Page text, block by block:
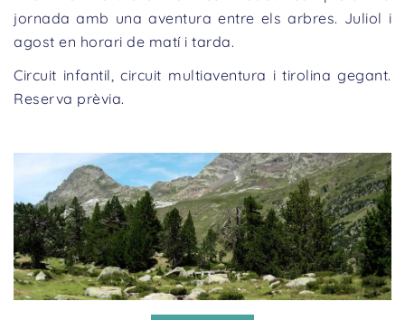
jornada amb una aventura entre els arbres. Juliol i
agost en horari de matí i tarda.
Circuit infantil, circuit multiaventura i tirolina gegant.
Reserva prèvia.